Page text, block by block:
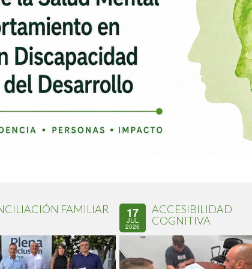
FAMILIAR 17
JUL
2026
ACCESIBILIDAD
COGNITIVA